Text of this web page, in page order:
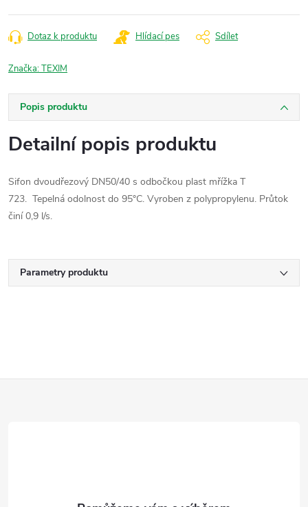
cena:
Dotaz k produktu Hlídací pes Sdílet
Značka:TEXIM
Popis produktu
Detailní popis produktu
Sifon dvoudřezový DN50/40 s odbočkou plast mřížka T
723. Tepelná odolnost do 95°C. Vyroben z polypropylenu. Průtok
činí 0,9 l/s.
Parametry produktu